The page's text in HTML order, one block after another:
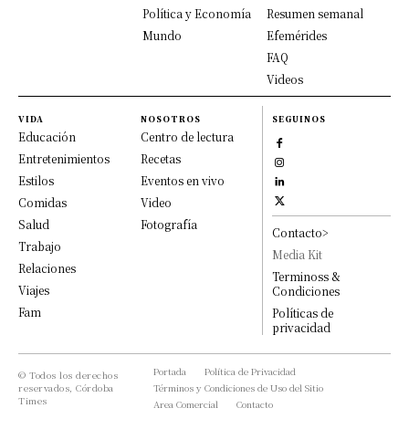
Política y Economía
Mundo
Resumen semanal
Efemérides
FAQ
Videos
VIDA
Educación
Entretenimientos
Estilos
Comidas
Salud
Trabajo
Relaciones
Viajes
Fam
NOSOTROS
Centro de lectura
Recetas
Eventos en vivo
Video
Fotografía
SEGUINOS
Contacto>
Media Kit
Terminoss &
Condiciones
Políticas de
privacidad
© Todos los derechos
reservados, Córdoba
Times
Portada
Política de Privacidad
Términos y Condiciones de Uso del Sitio
Area Comercial
Contacto